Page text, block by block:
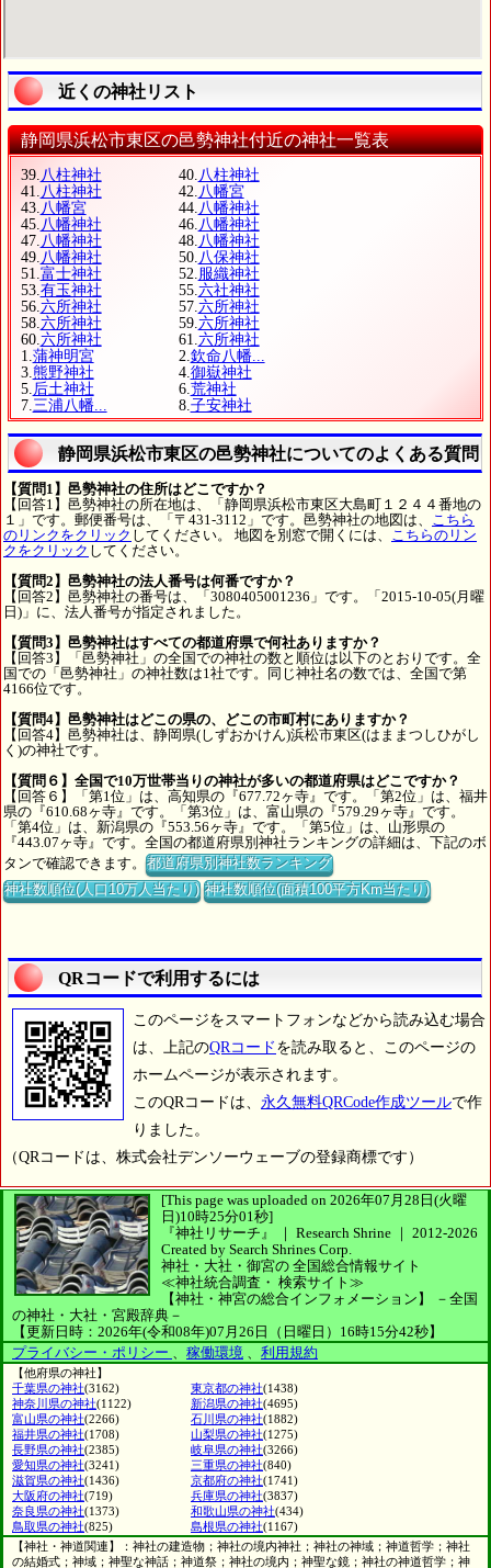
近くの神社リスト
静岡県浜松市東区の邑勢神社付近の神社一覧表
39. 八柱神社 40. 八柱神社
41. 八柱神社 42. 八幡宮
43. 八幡宮 44. 八幡神社
45. 八幡神社 46. 八幡神社
47. 八幡神社 48. 八幡神社
49. 八幡神社 50. 八保神社
51. 富士神社 52. 服織神社
53. 有玉神社 55. 六社神社
56. 六所神社 57. 六所神社
58. 六所神社 59. 六所神社
60. 六所神社 61. 六所神社
1. 蒲神明宮 2. 欽命八幡...
3. 熊野神社 4. 御嶽神社
5. 后土神社 6. 荒神社
7. 三浦八幡... 8. 子安神社
静岡県浜松市東区の邑勢神社についてのよくある質問
【質問1】邑勢神社の住所はどこですか？
【回答1】邑勢神社の所在地は、「静岡県浜松市東区大島町１２４４番地の
１」です。郵便番号は、「〒431-3112」です。邑勢神社の地図は、
こちら
のリンクをクリック してください。 地図を別窓で開くには、
こちらのリン
クをクリック してください。
【質問2】邑勢神社の法人番号は何番ですか？
【回答2】邑勢神社の番号は、「3080405001236」です。「2015-10-05(月曜
日)」に、法人番号が指定されました。
【質問3】邑勢神社はすべての都道府県で何社ありますか？
【回答3】「邑勢神社」の全国での神社の数と順位は以下のとおりです。全
国での「邑勢神社」の神社数は1社です。同じ神社名の数では、全国で第
4166位です。
【質問4】邑勢神社はどこの県の、どこの市町村にありますか？
【回答4】邑勢神社は、静岡県(しずおかけん)浜松市東区(はままつしひがし
く)の神社です。
【質問６】全国で10万世帯当りの神社が多いの都道府県はどこですか？
【回答６】「第1位」は、高知県の『677.72ヶ寺』です。「第2位」は、福井
県の『610.68ヶ寺』です。「第3位」は、富山県の『579.29ヶ寺』です。
「第4位」は、新潟県の『553.56ヶ寺』です。「第5位」は、山形県の
『443.07ヶ寺』です。全国の都道府県別神社ランキングの詳細は、下記のボ
タンで確認できます。都道府県別神社数ランキング
神社数順位(人口10万人当たり) 神社数順位(面積100平方Km当たり)
QRコードで利用するには
このページをスマートフォンなどから読み込む場合
は、上記のQRコード を読み取ると、このページの
ホームページが表示されます。
このQRコードは、 永久無料QRCode作成ツールで作
りました。
（QRコードは、株式会社デンソーウェーブの登録商標です）
[This page was uploaded on 2026年07月28日(火曜
日)10時25分01秒]
『神社リサーチ』 ｜ Research Shrine ｜ 2012-2026
Created by Search Shrines Corp.
神社・大社・御宮の 全国総合情報サイト
≪神社統合調査・ 検索サイト≫
【神社・神宮の総合インフォメーション】
－全国
の神社・大社・宮殿辞典－
【更新日時：2026年(令和08年)07月26日（日曜日）16時15分42秒】
プライバシー・ポリシー
稼働環境 利用規約
【他府県の神社】
千葉県の神社(3162) 東京都の神社(1438)
神奈川県の神社(1122) 新潟県の神社(4695)
富山県の神社(2266) 石川県の神社(1882)
福井県の神社(1708) 山梨県の神社(1275)
長野県の神社(2385) 岐阜県の神社(3266)
愛知県の神社(3241) 三重県の神社(840)
滋賀県の神社(1436) 京都府の神社(1741)
大阪府の神社(719) 兵庫県の神社(3837)
奈良県の神社(1373) 和歌山県の神社(434)
鳥取県の神社(825) 島根県の神社(1167)
【神社・神道関連】：神社の建造物；神社の境内神社；神社の神域；神道哲学；神社
の結婚式；神域；神聖な神話；神道祭；神社の境内；神聖な鏡；神社の神道哲学；神